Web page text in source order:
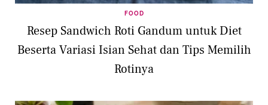
FOOD
Resep Sandwich Roti Gandum untuk Diet
Beserta Variasi Isian Sehat dan Tips Memilih
Rotinya